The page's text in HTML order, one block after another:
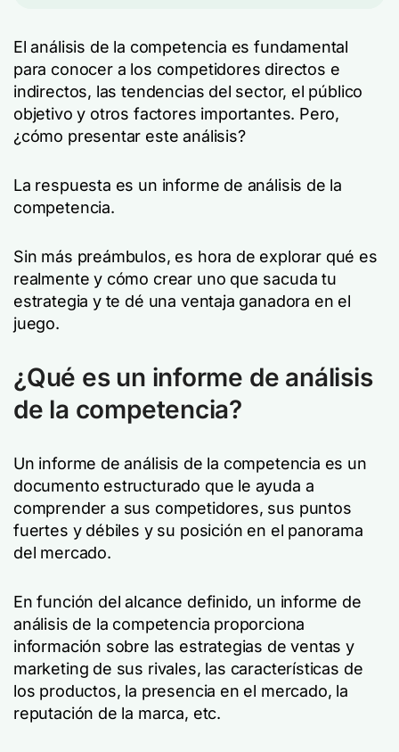
El análisis de la competencia es fundamental
para conocer a los competidores directos e
indirectos, las tendencias del sector, el público
objetivo y otros factores importantes. Pero,
¿cómo presentar este análisis?
La respuesta es un informe de análisis de la
competencia.
Sin más preámbulos, es hora de explorar qué es
realmente y cómo crear uno que sacuda tu
estrategia y te dé una ventaja ganadora en el
juego.
¿Qué es un informe de análisis
de la competencia?
Un informe de análisis de la competencia es un
documento estructurado que le ayuda a
comprender a sus competidores, sus puntos
fuertes y débiles y su posición en el panorama
del mercado.
En función del alcance definido, un informe de
análisis de la competencia proporciona
información sobre las estrategias de ventas y
marketing de sus rivales, las características de
los productos, la presencia en el mercado, la
reputación de la marca, etc.